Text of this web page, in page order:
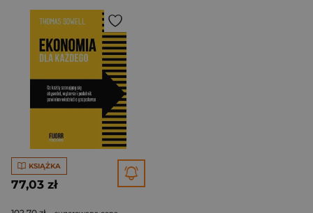
KSIĄŻKA
77,03 zł